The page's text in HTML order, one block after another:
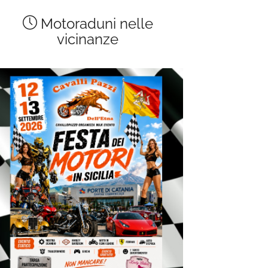
Motoraduni nelle
vicinanze